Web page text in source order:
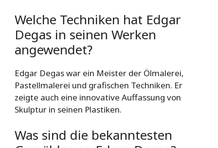
Welche Techniken hat Edgar
Degas in seinen Werken
angewendet?
Edgar Degas war ein Meister der Ölmalerei,
Pastellmalerei und grafischen Techniken. Er
zeigte auch eine innovative Auffassung von
Skulptur in seinen Plastiken.
Was sind die bekanntesten